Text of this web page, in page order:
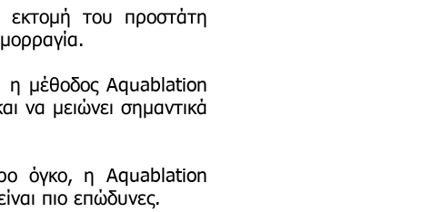
του προστάτη
η μέθοδος Aquablation
να μειώνει σημαντικά
όγκο, η Aquablation
πιο επώδυνες.